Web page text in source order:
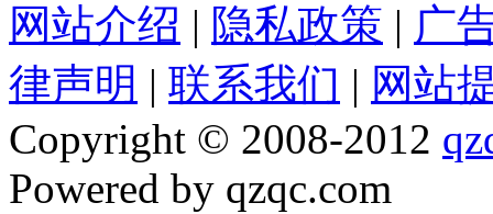
网站介绍 | 隐私政策 | 广
律声明 | 联系我们 | 网站
Copyright © 2008-2012
Powered by qzqc.com